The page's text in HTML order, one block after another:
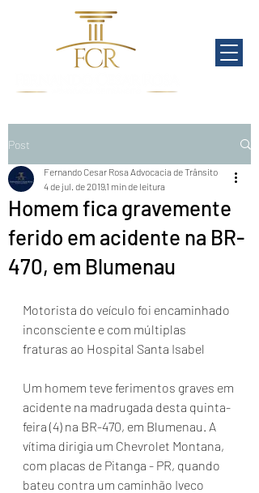
Post
Homem fica gravemente
ferido em acidente na BR-
470, em Blumenau
Fernando Cesar Rosa Advocacia de Trânsito
4 de jul. de 20191 min de leitura
Motorista do veículo foi encaminhado
inconsciente e com múltiplas
fraturas ao Hospital Santa Isabel
Um homem teve ferimentos graves em
acidente na madrugada desta quinta-
feira (4) na BR-470, em Blumenau. A
vítima dirigia um Chevrolet Montana,
com placas de Pitanga - PR, quando
bateu contra um caminhão Iveco